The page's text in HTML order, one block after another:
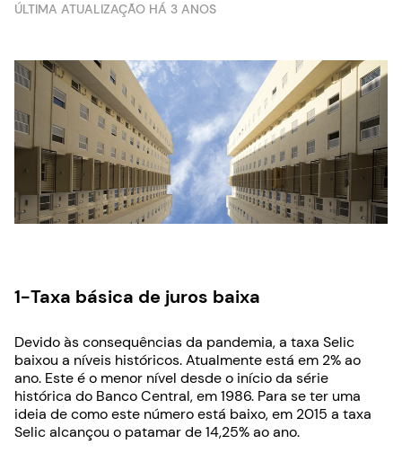
ÚLTIMA ATUALIZAÇÃO HÁ 3 ANOS
1-Taxa básica de juros baixa
Devido às consequências da pandemia, a taxa Selic
baixou a níveis históricos. Atualmente está em 2% ao
ano. Este é o menor nível desde o início da série
histórica do Banco Central, em 1986. Para se ter uma
ideia de como este número está baixo, em 2015 a taxa
Selic alcançou o patamar de 14,25% ao ano.